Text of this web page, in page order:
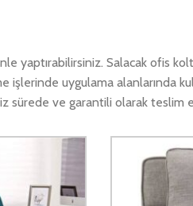
yaptırabilirsiniz. Salacak ofis
uygulama alanlarında
sürede ve garantili olarak teslim